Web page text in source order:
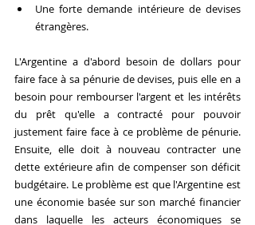
Une forte demande intérieure de devises
étrangères.
L'Argentine a d'abord besoin de dollars pour
faire face à sa pénurie de devises, puis elle en a
besoin pour rembourser l'argent et les intérêts
du prêt qu'elle a contracté pour pouvoir
justement faire face à ce problème de pénurie.
Ensuite, elle doit à nouveau contracter une
dette extérieure afin de compenser son déficit
budgétaire. Le problème est que l'Argentine est
une économie basée sur son marché financier
dans laquelle les acteurs économiques se